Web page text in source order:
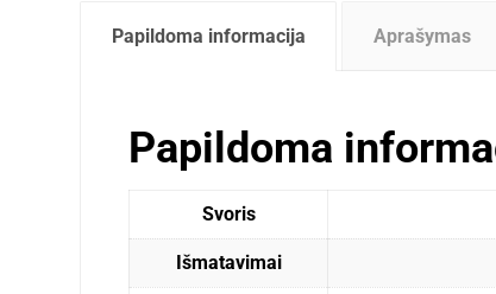
Papildoma informacija Aprašymas
Papildoma
Svoris
Išmatavimai